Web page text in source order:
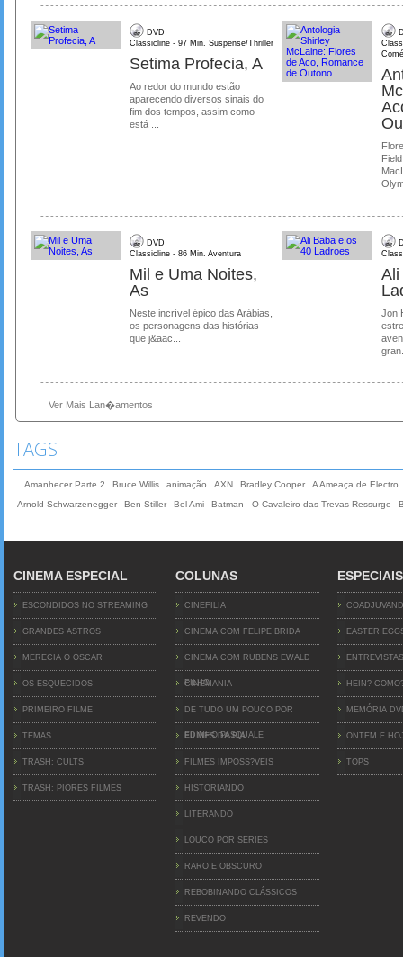
DVD
Classicline - 97 Min. Suspense/Thriller
Setima Profecia, A
Ao redor do mundo estão
aparecendo diversos sinais do
fim dos tempos, assim como
está ...
DVD
Classicline - 86 Min. Aventura
Mil e Uma Noites,
As
Neste incrível épico das Arábias,
os personagens das histórias
que j&aac...
Ali
Jon
Ver Mais Lan�amentos
TAGS
Amanhecer Parte 2 Bruce Willis animação AXN Bradley Cooper
A Ameaça de Electro
Arnold Schwarzenegger
Ben Stiller Bel Ami Batman - O Cavaleiro das Trevas Ressurge
CINEMA ESPECIAL
ESCONDIDOS NO STREAMING
GRANDES ASTROS
MERECIA O OSCAR
OS ESQUECIDOS
PRIMEIRO FILME
TEMAS
TRASH: CULTS
TRASH: PIORES FILMES
COLUNAS
CINEFILIA
CINEMA COM FELIPE BRIDA
CINEMA COM RUBENS EWALD
FILHO
CINEMANIA
DE TUDO UM POUCO POR
EDINHO PASQUALE
FILMES DA BIA
FILMES IMPOSS?VEIS
HISTORIANDO
LITERANDO
LOUCO POR SERIES
RARO E OBSCURO
REBOBINANDO CLÁSSICOS
REVENDO
ESPECIAIS
EASTER
ENTREVISTAS
HEIN?
MEMÓRIA
ONTEM E
TOPS